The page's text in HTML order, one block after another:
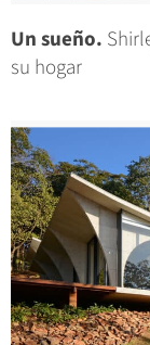
Un sueño.
su hogar